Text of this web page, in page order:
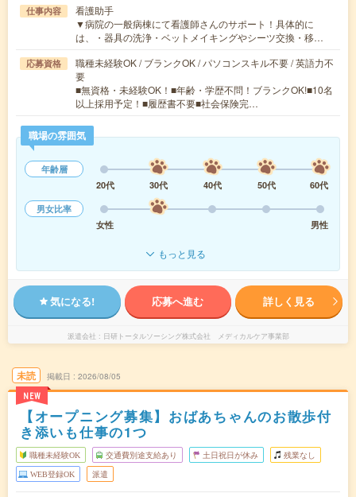
仕事内容
看護助手
▼病院の一般病棟にて看護師さんのサポート！具体的に
は、・器具の洗浄・ベットメイキングやシーツ交換・移…
応募資格
職種未経験OK / ブランクOK / パソコンスキル不要 / 英語力不
要
■無資格・未経験OK！■年齢・学歴不問！ブランクOK!■10名
以上採用予定！■履歴書不要■社会保険完…
職場の雰囲気
年齢層
20代
30代 40代 50代
60代
男女比率
女性
男性
もっと見る
気になる! 応募へ進む 詳しく見る
派遣会社 日研トータルソーシング株式会社 メディカルケア事業部
未読
NEW
掲載日 2026/08/05
【オープニング募集】おばあちゃんのお散歩付
き添いも仕事の1つ
職種未経験OK 交通費別途支給あり 土日祝日が休み 残業なし
WEB登録OK 派遣